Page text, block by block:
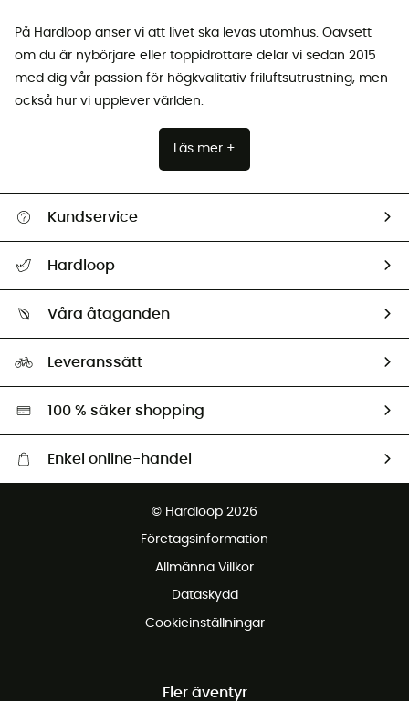
På Hardloop anser vi att livet ska levas utomhus. Oavsett
om du är nybörjare eller toppidrottare delar vi sedan 2015
med dig vår passion för högkvalitativ friluftsutrustning, men
också hur vi upplever världen.
Läs mer +
Kundservice
Retur & återbetalning
Hardloop
Ambassadörer
Våra åtaganden
Miljöanpassat urval
Leveranssätt
100 % säker shopping
Enkel online-handel
Gratis retur inom 100 dagar
© Hardloop 2026
Företagsinformation
Allmänna Villkor
Dataskydd
Cookieinställningar
Fler äventyr